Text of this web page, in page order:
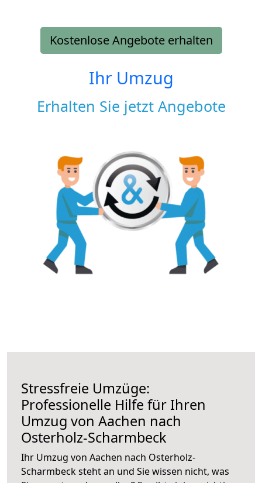
Kostenlose Angebote erhalten
Ihr Umzug
Erhalten Sie jetzt Angebote
Stressfreie Umzüge:
Professionelle Hilfe für Ihren
Umzug von Aachen nach
Osterholz-Scharmbeck
Ihr Umzug von Aachen nach Osterholz-
Scharmbeck steht an und Sie wissen nicht, was